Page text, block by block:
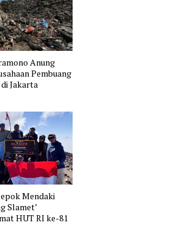
Anung
Pembuang
Jakarta
Mendaki
Slamet’
HUT RI ke-81